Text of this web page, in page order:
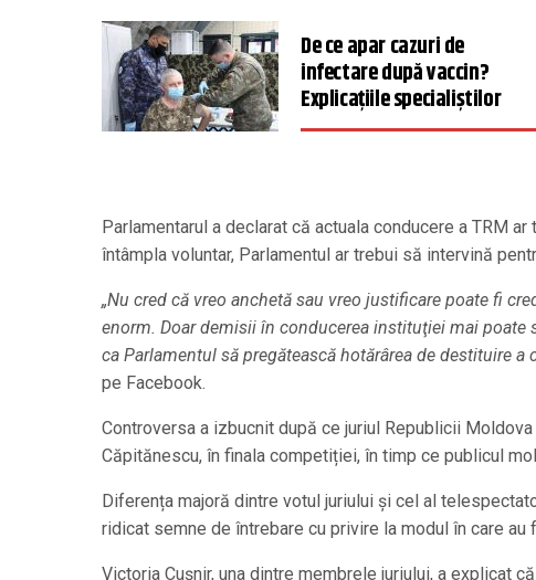
De ce apar cazuri de
infectare după vaccin?
Explicațiile specialiștilor
Parlamentarul a declarat că actuala conducere a TRM
întâmpla voluntar, Parlamentul ar trebui să intervină
„Nu cred că vreo anchetă sau vreo justificare poate fi
enorm. Doar demisii în conducerea instituţiei mai poate
ca Parlamentul să pregătească hotărârea de destituire
pe Facebook.
Controversa a izbucnit după ce juriul Republicii
Căpitănescu, în finala competiției, în timp ce publicul
Diferența majoră dintre votul juriului și cel al
ridicat semne de întrebare cu privire la modul în care
Victoria Cușnir, una dintre membrele juriului, a explicat